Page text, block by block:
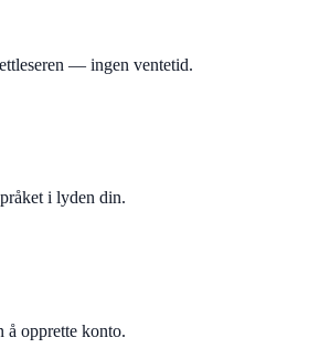
— ingen ventetid.
i lyden din.
å opprette konto.